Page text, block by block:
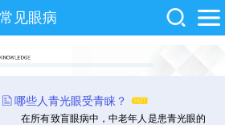
常见眼病
眼底病 糖尿病
哪些人青光眼受青睐？
在所有致盲眼病中，中老年人是患青光眼的